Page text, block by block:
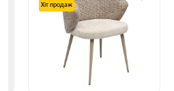
Хіт продаж